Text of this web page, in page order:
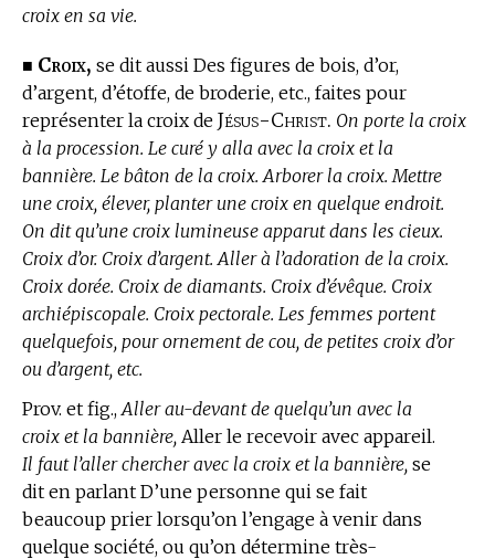
croix en sa vie.
■ Croix, se dit aussi Des figures de bois, d’or,
d’argent, d’étoffe, de broderie, etc., faites pour
représenter la croix de Jésus-Christ. On porte la croix
à la procession. Le curé y alla avec la croix et la
bannière. Le bâton de la croix. Arborer la croix. Mettre
une croix, élever, planter une croix en quelque endroit.
On dit qu’une croix lumineuse apparut dans les cieux.
Croix d’or. Croix d’argent. Aller à l’adoration de la croix.
Croix dorée. Croix de diamants. Croix d’évêque. Croix
archiépiscopale. Croix pectorale. Les femmes portent
quelquefois, pour ornement de cou, de petites croix d’or
ou d’argent, etc.
Prov. et fig., Aller au-devant de quelqu’un avec la
croix et la bannière, Aller le recevoir avec appareil.
Il faut l’aller chercher avec la croix et la bannière, se
dit en parlant D’une personne qui se fait
beaucoup prier lorsqu’on l’engage à venir dans
quelque société, ou qu’on détermine très-